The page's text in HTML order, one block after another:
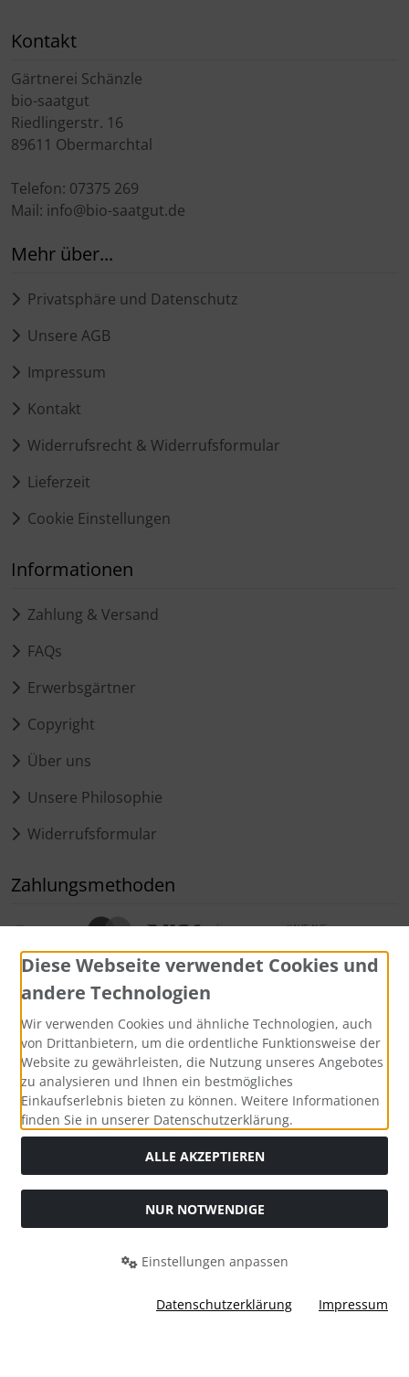
Kontakt
Gärtnerei Schänzle
bio-saatgut
Riedlingerstr. 16
89611 Obermarchtal
Telefon: 07375 269
Mail: info@bio-saatgut.de
Mehr über...
Privatsphäre und Datenschutz
Unsere AGB
Impressum
Kontakt
Widerrufsrecht & Widerrufsformular
Lieferzeit
Cookie Einstellungen
Informationen
Zahlung & Versand
FAQs
Erwerbsgärtner
Copyright
Über uns
Unsere Philosophie
Widerrufsformular
Zahlungsmethoden
Widerrufsformular
Alle Preise inkl. gesetzl. MwSt. zzgl.Versandkosten
durchgestrichenen Preise entsprechen dem bisherigen Preis
Bio Saatgut, Samenfest, Gemüse Biosaatgut © 2026 | Template
Diese Webseite verwendet Cookies und
andere Technologien
Wir verwenden Cookies und ähnliche Technologien, auch
von Drittanbietern, um die ordentliche Funktionsweise der
Website zu gewährleisten, die Nutzung unseres Angebotes
zu analysieren und Ihnen ein bestmögliches
Einkaufserlebnis bieten zu können. Weitere Informationen
finden Sie in unserer Datenschutzerklärung.
ALLE AKZEPTIEREN
NUR NOTWENDIGE
Einstellungen anpassen
Datenschutzerklärung Impressum